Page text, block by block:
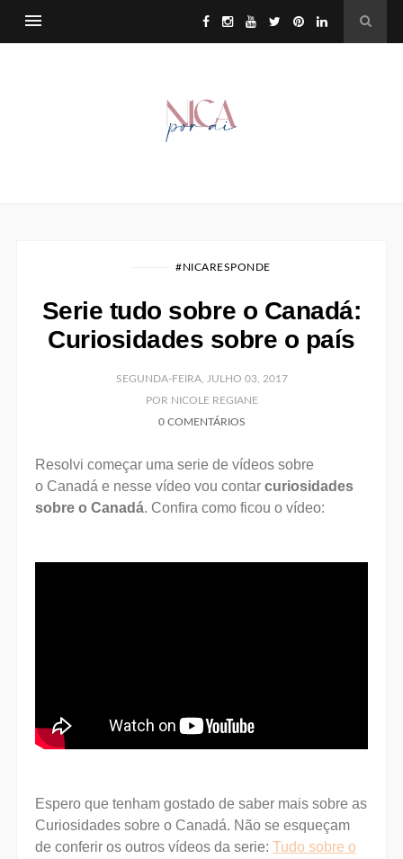
#NICARESPONDE
Serie tudo sobre o Canadá:
Curiosidades sobre o país
SEGUNDA-FEIRA, JULHO 03, 2017
POR NICOLE REGIANE
0 COMENTÁRIOS
Resolvi começar uma serie de vídeos sobre
o Canadá e nesse vídeo vou contar curiosidades
sobre o Canadá. Confira como ficou o vídeo:
Espero que tenham gostado de saber mais sobre as
Curiosidades sobre o Canadá. Não se esqueçam
de conferir os outros vídeos da serie: Tudo sobre o